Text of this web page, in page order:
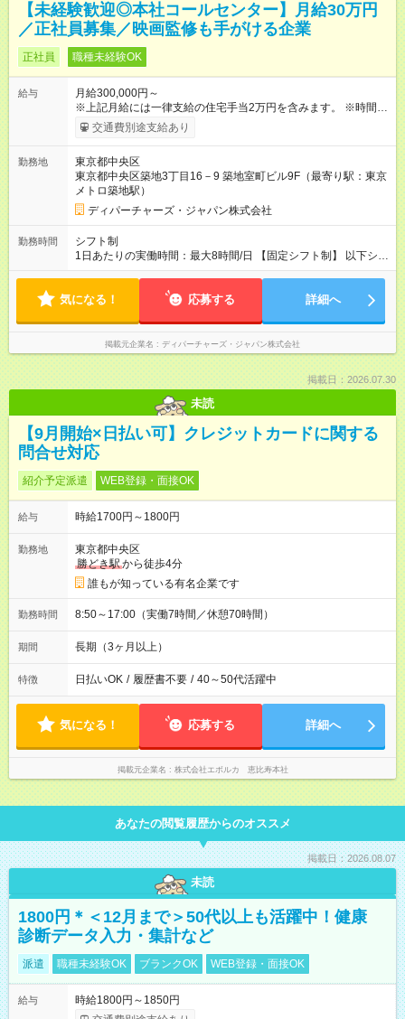
【未経験歓迎◎本社コールセンター】月給30万円
／正社員募集／映画監修も手がける企業
正社員 職種未経験OK
給与
月給300,000円～
※上記月給には一律支給の住宅手当2万円を含みます。 ※時間外
100%支給（1分単位） 【試用期間】試用期間あり 試用期間の長
さ：3ヶ月 ※ 雇用形態と給与に、本採用時と異なる部分がありま
上 ※上記月給には一律支給の住宅手当2万円を含みます。
交通費別途支給あり
勤務地
東京都中央区
東京都中央区築地3丁目16－9 築地室町ビル9F（最寄り駅：東京
メトロ築地駅）
ディパーチャーズ・ジャパン株式会社
勤務時間
シフト制
1日あたりの実働時間：最大8時間/日 【固定シフト制】 以下シフ
トより、ご希望の時間帯にて勤務。 ・7:00-16:00 ・8:00-17:00
合わせさせていただきます。
気になる！ 応募する 詳細へ
掲載元企業名 ディパーチャーズ・ジャパン株式会社
掲載日：2026.07.30
未読
【9月開始×日払い可】クレジットカードに関する
問合せ対応
紹介予定派遣 WEB登録・面接OK
給与 時給1700円～1800円
勤務地
東京都中央区
勝どき駅から徒歩4分
誰もが知っている有名企業です
勤務時間 8:50～17:00（実働7時間／休憩70時間）
期間 長期（3ヶ月以上）
特徴 日払いOK / 履歴書不要 / 40～50代活躍中
気になる！ 応募する 詳細へ
掲載元企業名 株式会社エボルカ 恵比寿本社
あなたの閲覧履歴からのオススメ
掲載日：2026.08.07
未読
1800円＊＜12月まで＞50代以上も活躍中！健康
診断データ入力・集計など
派遣 職種未経験OK ブランクOK WEB登録・面接OK
給与
時給1800円～1850円